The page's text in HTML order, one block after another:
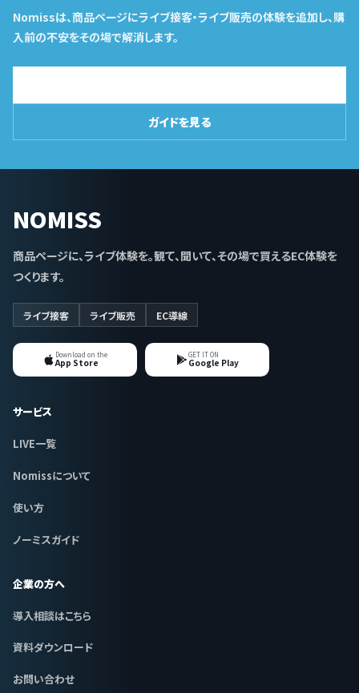
Nomissは、商品ページにライブ接客・ライブ販売の体験を追加し、購
入前の不安をその場で解消します。
ガイドを見る
NOMISS
商品ページに、ライブ体験を。観て、聞いて、その場で買えるEC体験を
つくります。
ライブ接客 ライブ販売 EC導線
Download on the
App Store
GET IT ON
Google Play
サービス
LIVE一覧
Nomissについて
使い方
ノーミスガイド
企業の方へ
導入相談はこちら
資料ダウンロード
お問い合わせ